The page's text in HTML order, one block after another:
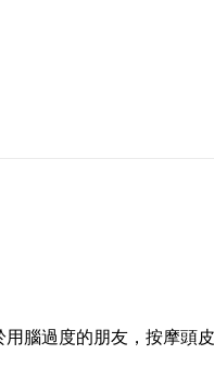
腦過度的朋友，按摩頭